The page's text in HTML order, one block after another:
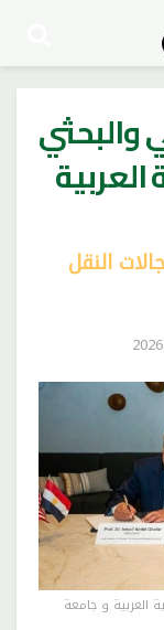
والبحثي
النقل
العربية و جامعة